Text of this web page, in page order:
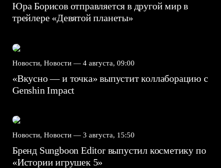
Юра Борисов отправляется в другой мир в
трейлере «Девятой планеты»
Новости, Новости — 4 августа, 09:00
«Вкусно — и точка» выпустит коллаборацию с
Genshin Impact⁠⁠
Новости, Новости — 3 августа, 15:50
Бренд Sungboon Editor выпустил косметику по
«Истории игрушек 5»